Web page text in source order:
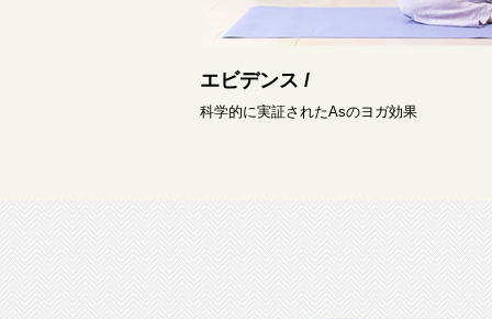
エビデンス /
科学的に実証されたAsのヨガ効果